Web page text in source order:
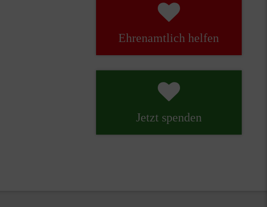
Ehren­amtlich helfen
Jetzt spenden